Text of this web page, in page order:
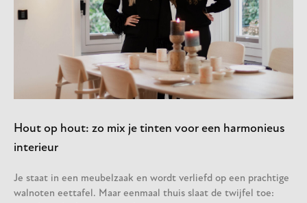
Hout op hout: zo mix je tinten voor een harmonieus
interieur
Je staat in een meubelzaak en wordt verliefd op een prachtige
walnoten eettafel. Maar eenmaal thuis slaat de twijfel toe: